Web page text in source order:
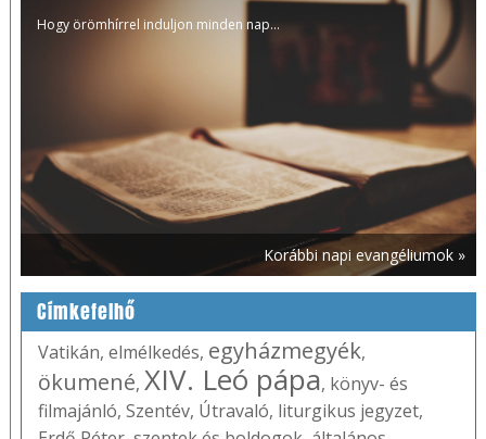
Hogy örömhírrel induljon minden nap...
Korábbi napi evangéliumok »
Címkefelhő
Vatikán, elmélkedés, egyházmegyék,
ökumené, XIV. Leó pápa, könyv- és
filmajánló, Szentév, Útravaló, liturgikus jegyzet,